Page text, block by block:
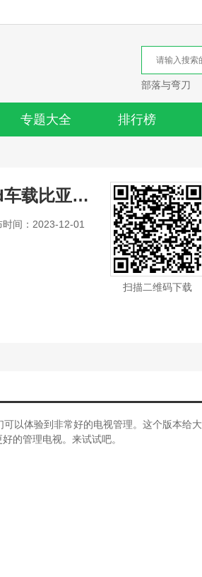
部落与弯刀
专题大全 排行榜
沙发管家安装app_沙发管家hd车载比亚迪版
时间：2023-12-01
扫描二维码下载
以体验到非常好的电视管理。这个版本给大
的管理电视。来试试吧。